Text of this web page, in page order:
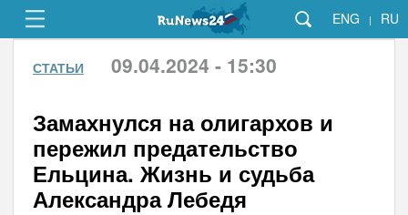
ENG | RU
СТАТЬИ 09.04.2024 - 15:30
Замахнулся на олигархов и
пережил предательство
Ельцина. Жизнь и судьба
Александра Лебедя